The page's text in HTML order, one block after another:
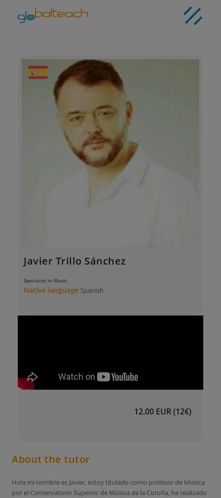
Javier Trillo Sánchez
Specialist in Music
Native language Spanish
12.00 EUR (12€)
About the tutor
Hola mi nombre es Javier, estoy titulado como profesor de Música
por el Conservatorio Superior de Música de la Coruña, he realizado